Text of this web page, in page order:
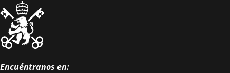
Encuéntranos en: